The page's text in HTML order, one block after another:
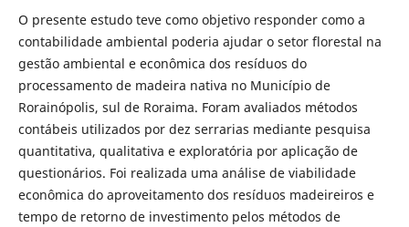
O presente estudo teve como objetivo responder como a
contabilidade ambiental poderia ajudar o setor florestal na
gestão ambiental e econômica dos resíduos do
processamento de madeira nativa no Município de
Rorainópolis, sul de Roraima. Foram avaliados métodos
contábeis utilizados por dez serrarias mediante pesquisa
quantitativa, qualitativa e exploratória por aplicação de
questionários. Foi realizada uma análise de viabilidade
econômica do aproveitamento dos resíduos madeireiros e
tempo de retorno de investimento pelos métodos de